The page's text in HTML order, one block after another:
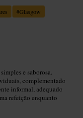
#Glasgow
e saborosa.
complementado
informal, adequado
refeição enquanto